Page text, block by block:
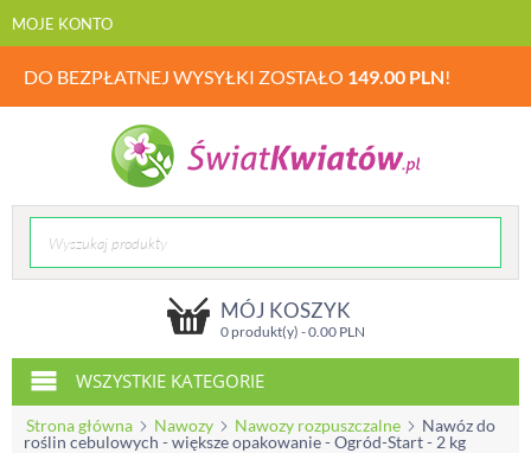
MOJE KONTO
DO BEZPŁATNEJ WYSYŁKI ZOSTAŁO 149.00 PLN!
MÓJ KOSZYK
0 produkt(y) -0.00PLN
WSZYSTKIE KATEGORIE
Strona główna Nawozy Nawozy rozpuszczalne
Nawóz do
roślin cebulowych - większe opakowanie - Ogród-Start - 2 kg